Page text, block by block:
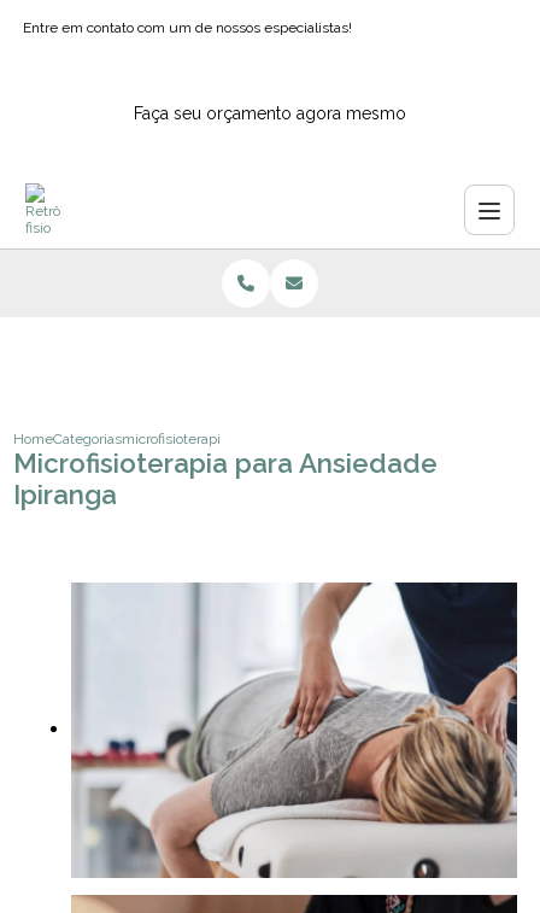
Entre em contato com um de nossos especialistas!
Faça seu orçamento agora mesmo
HomeCategoriasmicrofisioterapia para ansiedade ipiranga
Microfisioterapia para Ansiedade
Ipiranga